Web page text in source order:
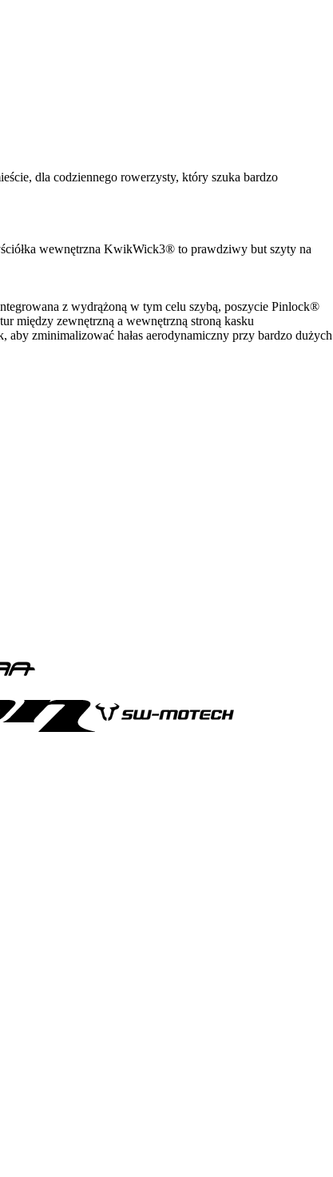
dla codziennego rowerzysty, który szuka bardzo
wewnętrzna KwikWick3® to prawdziwy but szyty na
z wydrążoną w tym celu szybą, poszycie Pinlock®
między zewnętrzną a wewnętrzną stroną kasku
zminimalizować hałas aerodynamiczny przy bardzo dużych